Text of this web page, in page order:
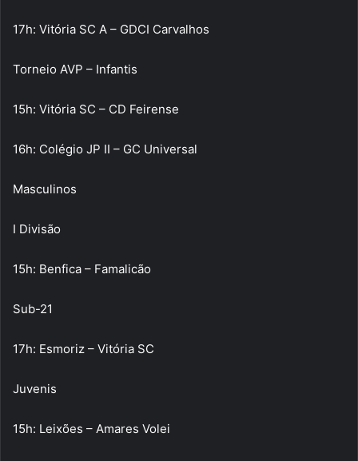
17h: Vitória SC A – GDCI Carvalhos
Torneio AVP – Infantis
15h: Vitória SC – CD Feirense
16h: Colégio JP II – GC Universal
Masculinos
I Divisão
15h: Benfica – Famalicão
Sub-21
17h: Esmoriz – Vitória SC
Juvenis
15h: Leixões – Amares Volei